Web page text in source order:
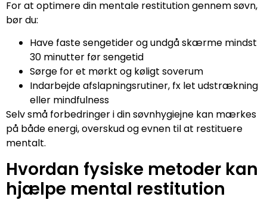
For at optimere din mentale restitution gennem søvn,
bør du:
Have faste sengetider og undgå skærme mindst
30 minutter før sengetid
Sørge for et mørkt og køligt soverum
Indarbejde afslapningsrutiner, fx let udstrækning
eller mindfulness
Selv små forbedringer i din søvnhygiejne kan mærkes
på både energi, overskud og evnen til at restituere
mentalt.
Hvordan fysiske metoder kan
hjælpe mental restitution